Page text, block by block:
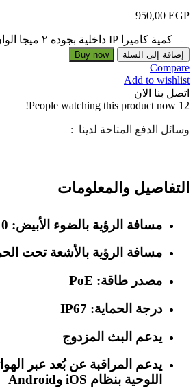
950,00 EGP
كمية كاميرا IP داخلية بجوده ٢ ميجا الوان تدعم الرؤيه الليليه (ZTIPD-EG2M-DLE)
إضافة إلى السلة Buy now
Compare
Add to wishlist
اتصل بنا الان
12
People watching this product now!
وسائل الدفع المتاحة لدينا :
التفاصيل والمعلومات
مسافة الرؤية بالضوء الأبيض: 10~20 متر
مسافة الرؤية بالأشعة تحت الحمراء:
مصدر طاقة: PoE
درجة الحماية: IP67
يدعم البث المزدوج
يدعم المراقبة عن بُعد عبر
اللوحية بنظام iOS وAndroid